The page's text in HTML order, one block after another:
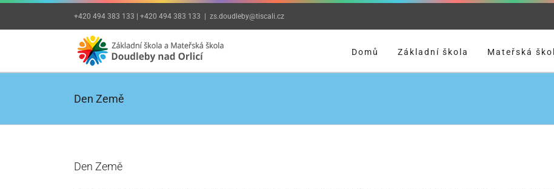
Přeskočit
+420 494 383 133 | +420 494 383 133 zs.doudleby@tiscali.cz
Domů Základní škola Mateřská
Den Země
Den Země